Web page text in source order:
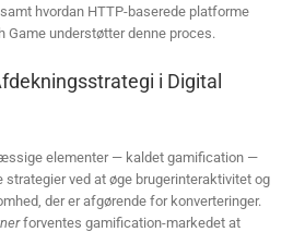
hvordan HTTP-baserede platforme
Game understøtter denne proces.
i Digital
elementer — kaldet gamification —
strategier ved at øge brugerinteraktivitet og
der er afgørende for konverteringer.
forventes gamification-markedet at